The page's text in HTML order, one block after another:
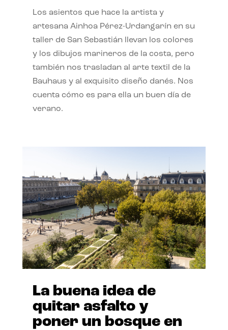
Los asientos que hace la artista y
artesana Ainhoa Pérez-Urdangarín en su
taller de San Sebastián llevan los colores
y los dibujos marineros de la costa, pero
también nos trasladan al arte textil de la
Bauhaus y al exquisito diseño danés. Nos
cuenta cómo es para ella un buen día de
verano.
La buena idea de
quitar asfalto y
poner un bosque en